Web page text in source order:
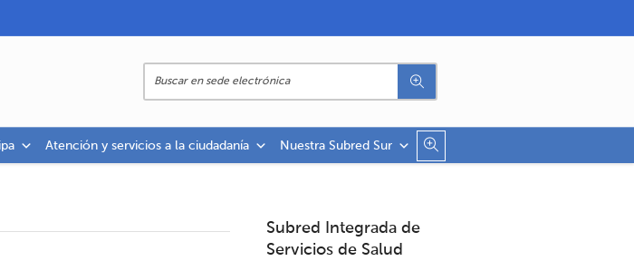
Atención y servicios a la ciudadanía Nuestra Subred Sur
Subred Integrada de
Servicios de Salud